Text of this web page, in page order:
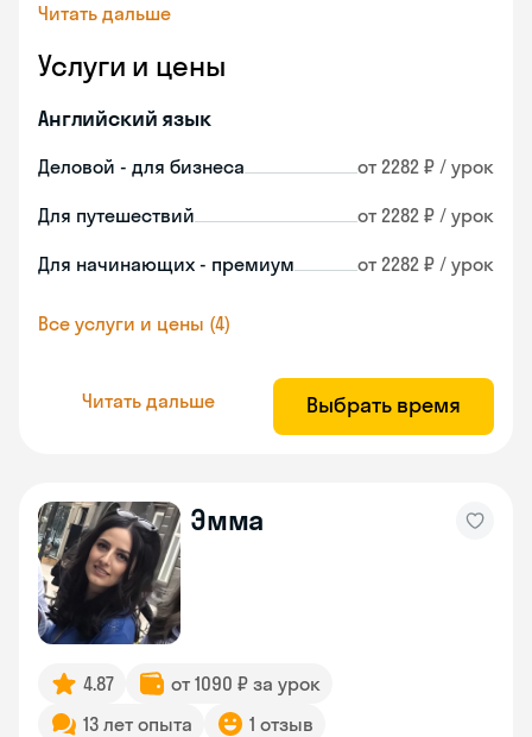
Читать дальше
Услуги и цены
Английский язык
Деловой - для бизнеса от 2282 ₽ / урок
Для путешествий от 2282 ₽ / урок
Для начинающих - премиум от 2282 ₽ / урок
Все услуги и цены (4)
Читать дальше Выбрать время
Эмма
4.87
от 1090 ₽ за урок
13 лет опыта
1 отзыв